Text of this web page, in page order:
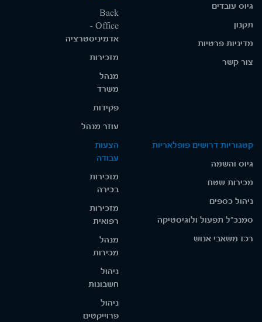
גיוס עובדים
תקנון
מדיניות פרטיות
צור קשר
Back
Office -
אדמיניסטרציה
מזכירות
מנהל
משרד
פקידות
עוזר מנהל
קטגוריות דרושים פופלאריות
גיוס והשמה
מכירות שטח
ניהול כספים
סמנכ"ל תפעול ולוגיסטיקה
רכז משאבי אנוש
הצעות
עבודה
מזכירות
בכירה
מזכירות
רפואית
מנהל
מכירות
ניהול
חשבונות
ניהול
פרוייקטים